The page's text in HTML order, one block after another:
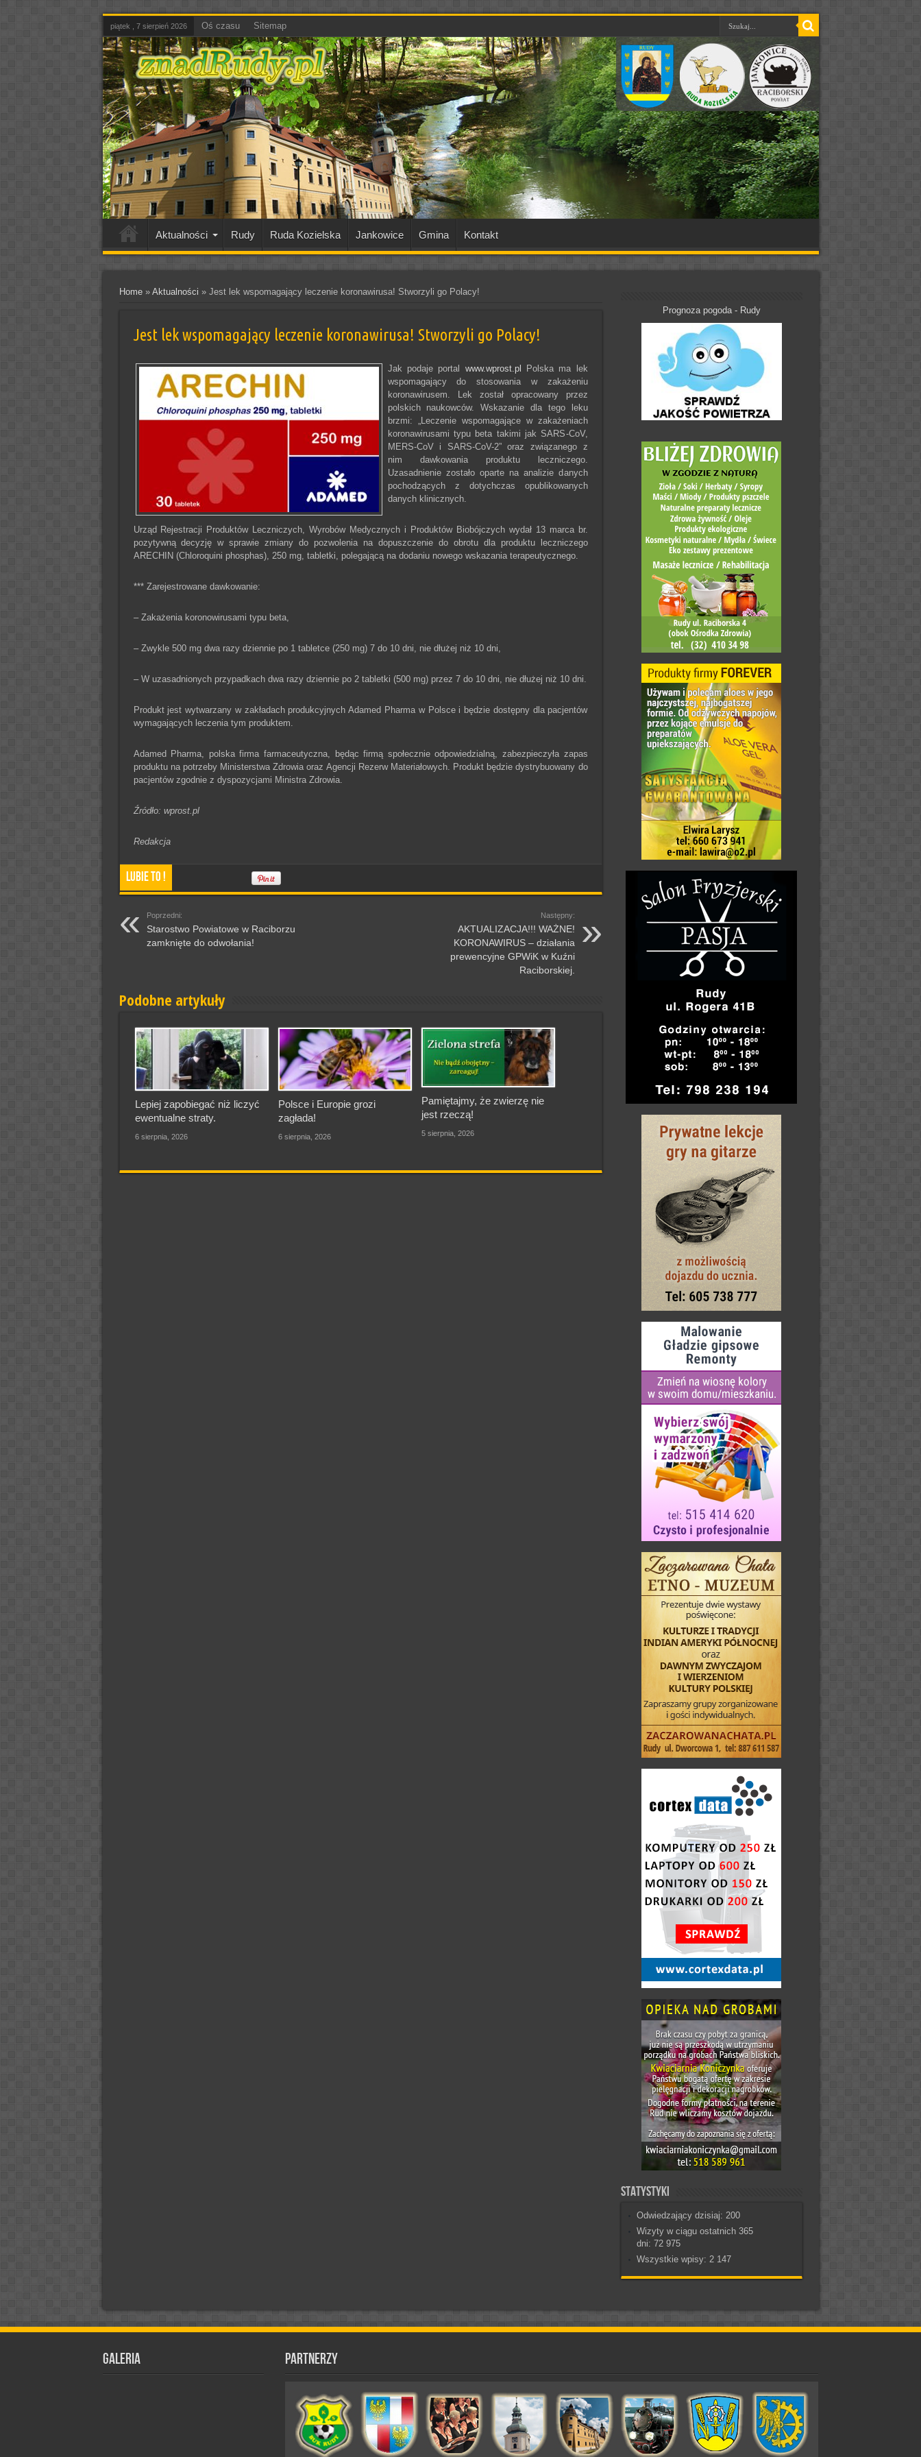
piątek , 7 sierpień 2026 Oś czasu Sitemap
Aktualności Rudy Ruda Kozielska Jankowice Gmina Kontakt
Home» Aktualności » Jest lek wspomagający leczenie koronawirusa! Stworzyli go Polacy!
Jest lek wspomagający leczenie koronawirusa! Stworzyli go Polacy!
Jak podaje portal www.wprost.pl
Polska ma lek
wspomagający do stosowania w zakażeniu
koronawirusem. Lek został opracowany przez
polskich naukowców. Wskazanie dla tego leku
brzmi: „Leczenie wspomagające w zakażeniach
koronawirusami typu beta takimi jak SARS-CoV,
MERS-CoV i SARS-CoV-2” oraz związanego z
nim dawkowania produktu leczniczego.
Uzasadnienie zostało oparte na analizie danych
pochodzących z dotychczas opublikowanych
danych klinicznych.
Urząd Rejestracji Produktów Leczniczych, Wyrobów Medycznych i Produktów Biobójczych wydał 13 marca br.
pozytywną decyzję w sprawie zmiany do pozwolenia na dopuszczenie do obrotu dla produktu leczniczego
ARECHIN (Chloroquini phosphas), 250 mg, tabletki, polegającą na dodaniu nowego wskazania terapeutycznego.
*** Zarejestrowane dawkowanie:
– Zakażenia koronowirusami typu beta,
– Zwykle 500 mg dwa razy dziennie po 1 tabletce (250 mg) 7 do 10 dni, nie dłużej niż 10 dni,
– W uzasadnionych przypadkach dwa razy dziennie po 2 tabletki (500 mg) przez 7 do 10 dni, nie dłużej niż 10 dni.
Produkt jest wytwarzany w zakładach produkcyjnych Adamed Pharma w Polsce i będzie dostępny dla pacjentów
wymagających leczenia tym produktem.
Adamed Pharma, polska firma farmaceutyczna, będąc firmą społecznie odpowiedzialną, zabezpieczyła zapas
produktu na potrzeby Ministerstwa Zdrowia oraz Agencji Rezerw Materiałowych. Produkt będzie dystrybuowany do
pacjentów zgodnie z dyspozycjami Ministra Zdrowia.
Źródło: wprost.pl
Redakcja
Lubie To !
Poprzedni:
Starostwo Powiatowe w Raciborzu
zamknięte do odwołania!
Następny:
AKTUALIZACJA!!! WAŻNE!
KORONAWIRUS – działania
prewencyjne GPWiK w Kuźni
Raciborskiej.
Podobne artykuły
Lepiej zapobiegać niż liczyć
ewentualne straty.
6 sierpnia, 2026
Polsce i Europie grozi
zagłada!
6 sierpnia, 2026
Pamiętajmy, że zwierzę nie
jest rzeczą!
5 sierpnia, 2026
Prognoza pogoda - Rudy
Statystyki
Odwiedzający dzisiaj: 200
Wizyty w ciągu ostatnich 365
dni: 72 975
Wszystkie wpisy: 2 147
Galeria Partnerzy